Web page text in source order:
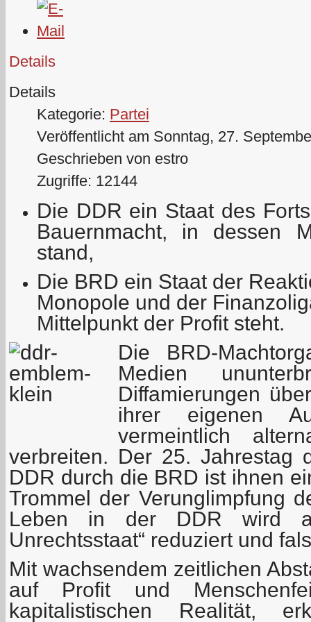
Details
Details
Kategorie: Partei
Veröffentlicht am Sonntag, 27.
Geschrieben von estro
Zugriffe: 12144
Die DDR ein Staat des
Bauernmacht, in dessen
stand,
Die BRD ein Staat der
Monopole und der
Mittelpunkt der Profit steht.
Die BRD-
Medien
Diffamierungen
ihrer eigenen
vermeintlich
verbreiten. Der 25. Jahrestag
DDR durch die BRD ist ihnen
Trommel der Verunglimpfung
Leben in der DDR wird
Unrechtsstaat“ reduziert und
Mit wachsendem zeitlichen
auf Profit und
kapitalistischen Realität,